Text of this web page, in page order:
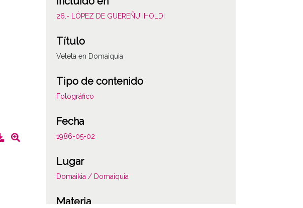
26.- LÓPEZ DE GUEREÑU IHOLDI
Título
Veleta en Domaiquia
Tipo de contenido
Fotográfico
Fecha
1986-05-02
Lugar
Domaikia / Domaiquia
Materia